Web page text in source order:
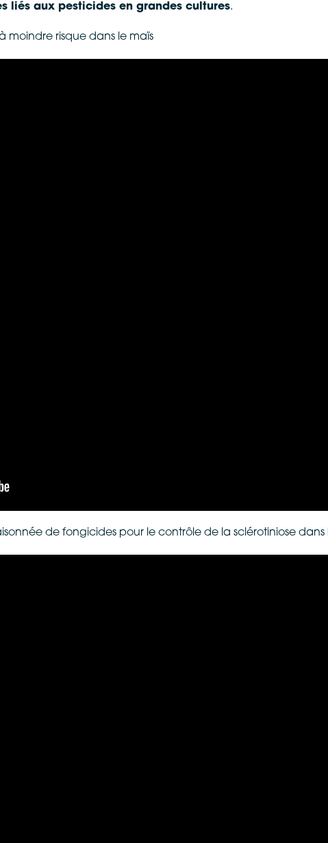
liés aux pesticides en grandes cultures.
moindre risque dans le maïs
de fongicides pour le contrôle de la sclérotiniose dans